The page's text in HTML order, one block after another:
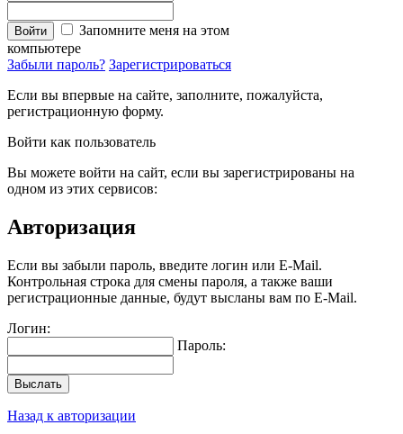
Войти
Запомните меня на этом
компьютере
Забыли пароль? Зарегистрироваться
Если вы впервые на сайте, заполните, пожалуйста,
регистрационную форму.
Войти как пользователь
Вы можете войти на сайт, если вы зарегистрированы на
одном из этих сервисов:
Авторизация
Если вы забыли пароль, введите логин или E-Mail.
Контрольная строка для смены пароля, а также ваши
регистрационные данные, будут высланы вам по E-Mail.
Логин:
Пароль:
Выслать
Назад к авторизации